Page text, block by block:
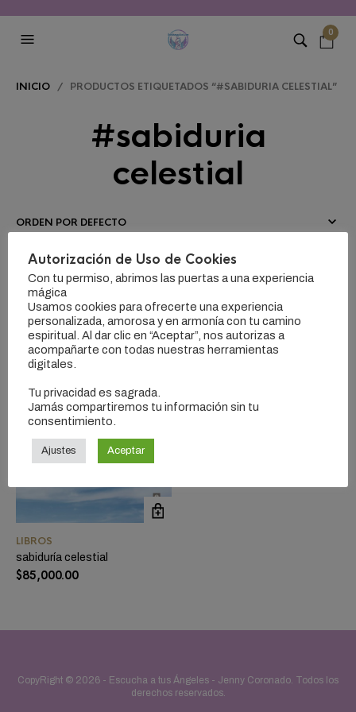
0
INICIO / PRODUCTOS ETIQUETADOS “#SABIDURIA CELESTIAL”
#sabiduria
celestial
FILTERS
LIBROS
sabiduría celestial
$85,000.00
CopyRight © 2026 - Escucha a tus Ángeles - Jenny Coronado . Todos los
derechos reservados.
Autorización de Uso de Cookies
Con tu permiso, abrimos las puertas a una experiencia
mágica
Usamos cookies para ofrecerte una experiencia
personalizada, amorosa y en armonía con tu camino
espiritual. Al dar clic en “Aceptar”, nos autorizas a
acompañarte con todas nuestras herramientas
digitales.
Tu privacidad es sagrada.
Jamás compartiremos tu información sin tu
consentimiento.
Ajustes Aceptar